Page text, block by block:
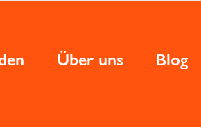
Über uns Blog